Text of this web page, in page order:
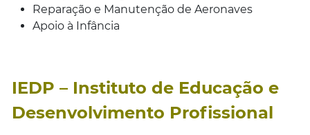
Reparação e Manutenção de Aeronaves
Apoio à Infância
IEDP – Instituto de Educação e
Desenvolvimento Profissional